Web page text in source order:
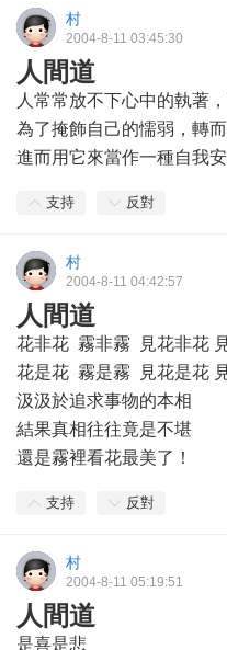
村
2004-8-11 03:45:30
人間道
人常常放不下心中的執著
為了掩飾自己的懦弱，轉
進而用它來當作一種自我
支持 反對
村
2004-8-11 04:42:57
人間道
花非花 霧非霧 見花非花
花是花 霧是霧 見花是花
汲汲於追求事物的本相
結果真相往往竟是不堪
還是霧裡看花最美了！
支持 反對
村
2004-8-11 05:19:51
人間道
是喜是悲